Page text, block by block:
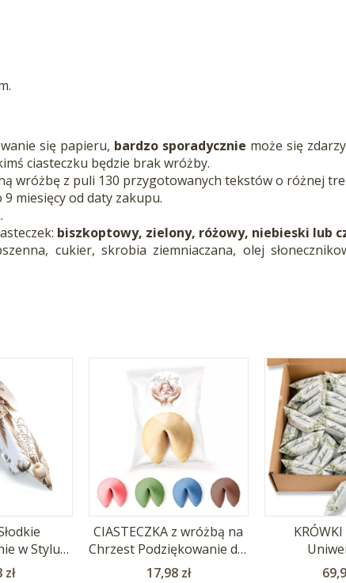
się papieru, bardzo sporadycznie może się
ciasteczku będzie brak wróżby.
wróżbę z puli 130 przygotowanych tekstów o różnej
miesięcy od daty zakupu.
biszkoptowy, zielony, różowy, niebieski lub
cukier, skrobia ziemniaczana, olej
w Stylu
zł
CIASTECZKA z wróżbą na
Chrzest Podziękowanie dla
Gości 10szt.
Cena
17,98 zł